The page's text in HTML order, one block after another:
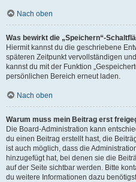
Nach oben
Was bewirkt die „Speichern“-
Hiermit kannst du die geschriebene
späteren Zeitpunkt vervollständigen
kannst du mit der Funktion
persönlichen Bereich erneut laden.
Nach oben
Warum muss mein Beitrag erst
Die Board-Administration kann
du einen Beitrag erstellt hast, die
ist auch möglich, dass die
hinzugefügt hat, bei denen sie die
auf der Seite sichtbar werden. Bitte
du weitere Informationen dazu